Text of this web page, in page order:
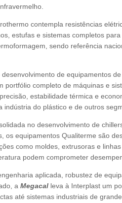
contempla resistências
estufas e sistemas completos
sendo referência
de equipamentos
portfólio completo de máquinas e
estabilidade térmica e
indústria do plástico e de outros
no desenvolvimento de
os equipamentos Qualiterme são
como moldes, extrusoras e
podem comprometer
aplicada, robustez de
a Megacal leva à Interplast um
até sistemas industriais de